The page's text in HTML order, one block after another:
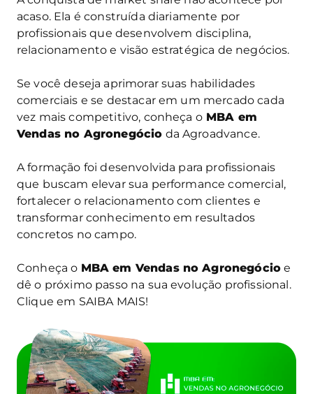
acaso. Ela é construída diariamente por
profissionais que desenvolvem disciplina,
relacionamento e visão estratégica de negócios.
Se você deseja aprimorar suas habilidades
comerciais e se destacar em um mercado cada
vez mais competitivo, conheça oMBA em
Vendas no Agronegócio da Agroadvance.
A formação foi desenvolvida para profissionais
que buscam elevar sua performance comercial,
fortalecer o relacionamento com clientes e
transformar conhecimento em resultados
concretos no campo.
Conheça o MBA em Vendas no Agronegócio e
dê o próximo passo na sua evolução profissional.
Clique em SAIBA MAIS!